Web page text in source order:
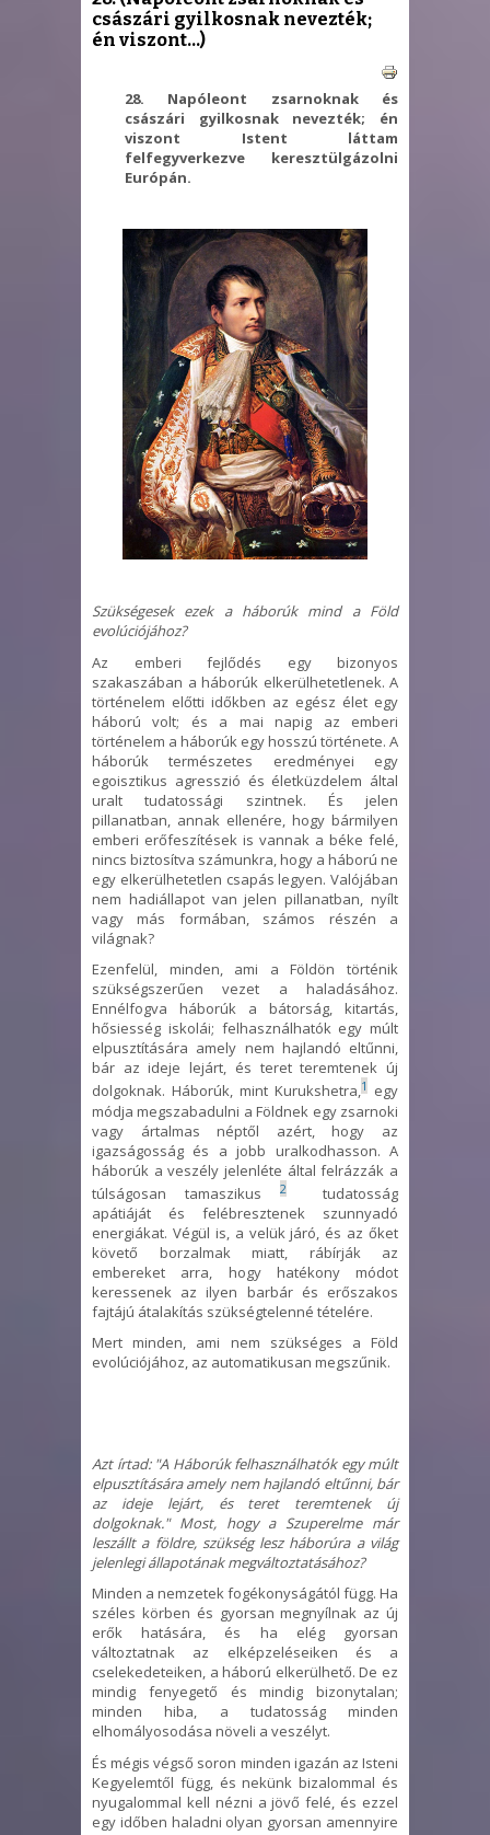
császári gyilkosnak nevezték;
én viszont...)
28. Napóleont zsarnoknak és
császári gyilkosnak nevezték; én
viszont Istent láttam
felfegyverkezve keresztülgázolni
Európán.
Szükségesek ezek a háborúk mind a Föld
evolúciójához?
Az emberi fejlődés egy bizonyos
szakaszában a háborúk elkerülhetetlenek. A
történelem előtti időkben az egész élet egy
háború volt; és a mai napig az emberi
történelem a háborúk egy hosszú története. A
háborúk természetes eredményei egy
egoisztikus agresszió és életküzdelem által
uralt tudatossági szintnek. És jelen
pillanatban, annak ellenére, hogy bármilyen
emberi erőfeszítések is vannak a béke felé,
nincs biztosítva számunkra, hogy a háború ne
egy elkerülhetetlen csapás legyen. Valójában
nem hadiállapot van jelen pillanatban, nyílt
vagy más formában, számos részén a
világnak?
Ezenfelül, minden, ami a Földön történik
szükségszerűen vezet a haladásához.
Ennélfogva háborúk a bátorság, kitartás,
hősiesség iskolái; felhasználhatók egy múlt
elpusztítására amely nem hajlandó eltűnni,
bár az ideje lejárt, és teret teremtenek új
dolgoknak. Háborúk, mint Kurukshetra,1 egy
módja megszabadulni a Földnek egy zsarnoki
vagy ártalmas néptől azért, hogy az
igazságosság és a jobb uralkodhasson. A
háborúk a veszély jelenléte által felrázzák a
túlságosan tamaszikus
2tudatosság
apátiáját és felébresztenek szunnyadó
energiákat. Végül is, a velük járó, és az őket
követő borzalmak miatt, rábírják az
embereket arra, hogy hatékony módot
keressenek az ilyen barbár és erőszakos
fajtájú átalakítás szükségtelenné tételére.
Mert minden, ami nem szükséges a Föld
evolúciójához, az automatikusan megszűnik.
Azt írtad: "A Háborúk felhasználhatók egy múlt
elpusztítására amely nem hajlandó eltűnni, bár
az ideje lejárt, és teret teremtenek új
dolgoknak." Most, hogy a Szuperelme már
leszállt a földre, szükség lesz háborúra a világ
jelenlegi állapotának megváltoztatásához?
Minden a nemzetek fogékonyságától függ. Ha
széles körben és gyorsan megnyílnak az új
erők hatására, és ha elég gyorsan
változtatnak az elképzeléseiken és a
cselekedeteiken, a háború elkerülhető. De ez
mindig fenyegető és mindig bizonytalan;
minden hiba, a tudatosság minden
elhomályosodása növeli a veszélyt.
És mégis végső soron minden igazán az Isteni
Kegyelemtől függ, és nekünk bizalommal és
nyugalommal kell nézni a jövő felé, és ezzel
egy időben haladni olyan gyorsan amennyire